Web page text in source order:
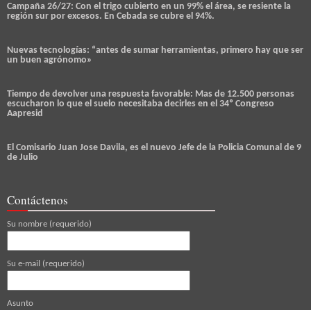
Campaña 26/27: Con el trigo cubierto en un 99% el área, se resiente la
región sur por excesos. En Cebada se cubre el 94%.
Nuevas tecnologías: “antes de sumar herramientas, primero hay que ser
un buen agrónomo»
Tiempo de devolver una respuesta favorable: Mas de 12.500 personas
escucharon lo que el suelo necesitaba decirles en el 34º Congreso
Aapresid
El Comisario Juan Jose Davila, es el nuevo Jefe de la Policia Comunal de 9
de Julio
Contáctenos
Su nombre (requerido)
Su e-mail (requerido)
Asunto